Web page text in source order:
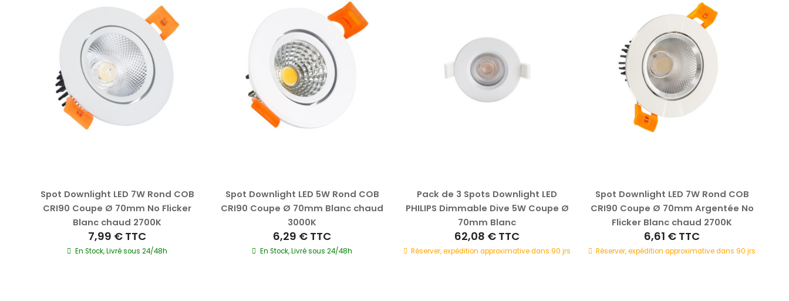
Spot Downlight LED 7W Rond COB
CRI90 Coupe Ø 70mm No Flicker
Blanc chaud 2700K
7,99 € TTC
En Stock, Livré sous 24/48h
Spot Downlight LED 5W Rond COB
CRI90 Coupe Ø 70mm Blanc chaud
3000K
6,29 € TTC
En Stock, Livré sous 24/48h
Pack de 3 Spots Downlight LED
PHILIPS Dimmable Dive 5W Coupe Ø
70mm Blanc
62,08 € TTC
Réserver, expédition approximative dans 90 jrs
Spot Downlight LED 7W Rond COB
CRI90 Coupe Ø 70mm Argentée No
Flicker Blanc chaud 2700K
6,61 € TTC
Réserver, expédition approximative dans 90 jrs